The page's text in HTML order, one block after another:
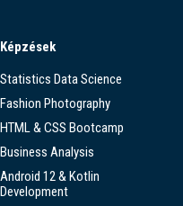
Képzések
Statistics Data Science
Fashion Photography
HTML & CSS Bootcamp
Business Analysis
Android 12 & Kotlin
Development